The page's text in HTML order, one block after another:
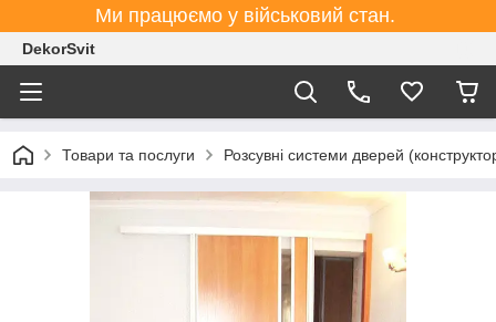
Ми працюємо у військовий стан.
DekorSvit
Товари та послуги Розсувні системи дверей